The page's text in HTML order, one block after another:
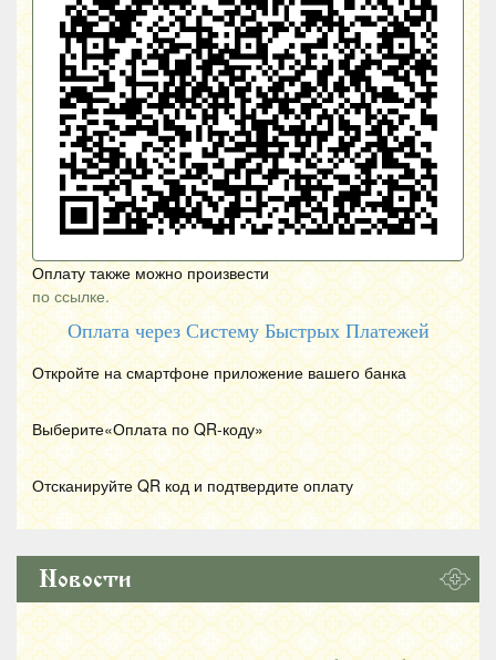
Оплату также можно произвести
по ссылке.
Оплата через Систему Быстрых Платежей
Откройте на смартфоне приложение вашего банка
Выберите«Оплата по QR-коду»
Отсканируйте QR код и подтвердите оплату
Новости